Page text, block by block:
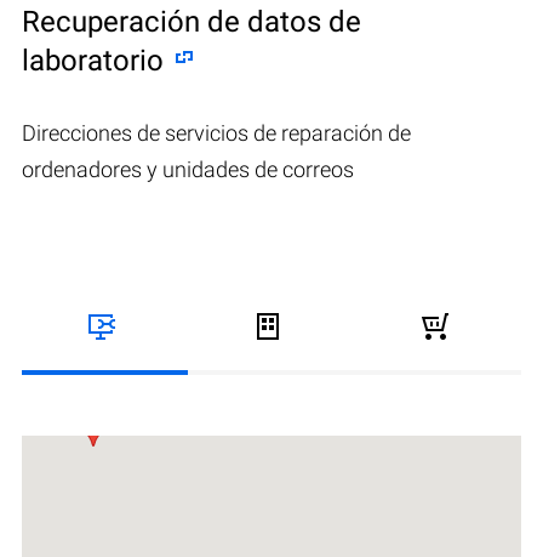
Recuperación de datos de
laboratorio
Direcciones de servicios de reparación de
ordenadores y unidades de correos